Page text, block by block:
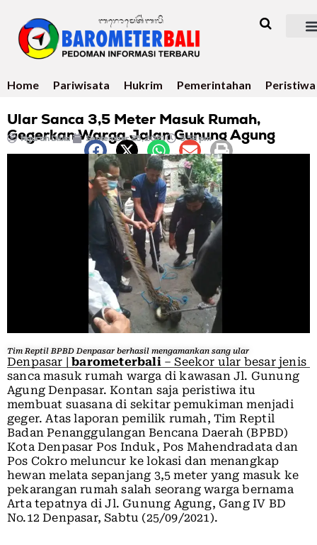
Home Pariwisata Hukrim Pemerintahan Peristiwa
Ular Sanca 3,5 Meter Masuk Rumah,
Gegerkan Warga Jalan Gunung Agung
Ngurah Dibia September 25, 2021 5:52 pm
Tim Reptil BPBD Denpasar berhasil mengamankan sang ular
Denpasar |barometerbali – Seekor ular besar jenis
sanca masuk rumah warga di kawasan Jl. Gunung
Agung Denpasar. Kontan saja peristiwa itu
membuat suasana di sekitar pemukiman menjadi
geger. Atas laporan pemilik rumah, Tim Reptil
Badan Penanggulangan Bencana Daerah (BPBD)
Kota Denpasar Pos Induk, Pos Mahendradata dan
Pos Cokro meluncur ke lokasi dan menangkap
hewan melata sepanjang 3,5 meter yang masuk ke
pekarangan rumah salah seorang warga bernama
Arta tepatnya di Jl. Gunung Agung, Gang IV BD
No.12 Denpasar, Sabtu (25/09/2021).